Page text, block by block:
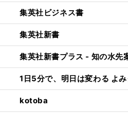
集英社ビジネス書
集英社新書
集英社新書プラス - 知の水先
1日5分で、明日は変わる よ
kotoba